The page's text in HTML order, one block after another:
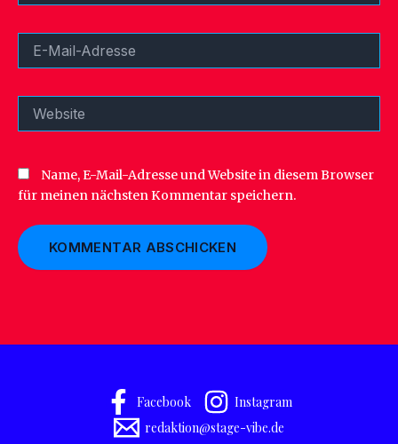
Mail-
Name, E-Mail-Adresse und Website in diesem Browser
für meinen nächsten Kommentar speichern.
Facebook
Instagram
redaktion@stage-vibe.de